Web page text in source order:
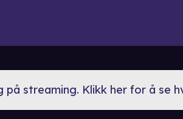
på streaming. Klikk her for å se